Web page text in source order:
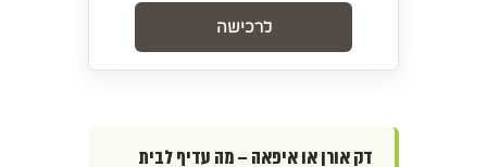
לרכישה
דק אורן או איפאה – מה עדיף לבית